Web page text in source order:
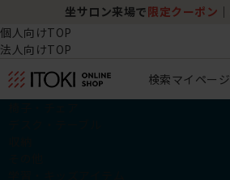
坐サロン来場で 限定クーポン
個人向けTOP
法人向けTOP
検索マイページ